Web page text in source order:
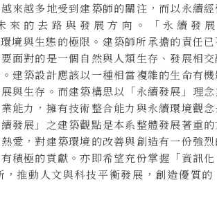
來越多地受到建築師的關注，而以永續
來的去路與發展方向。「永續發
與生態的極限。建築師所承擔的責任已
面對的是一個自然與人類生存、發展相交
建築設計應該以一種相當複雜的生命有
與生存。而建築構思以「永續發展」理
能力，擁有技術整合能力與永續環境觀
發展」之建築觀點是本系整體發展著重
愛，對建築環境的改善與創造有一份強
積極的貢獻。亦即希望充份掌握「資訊
推動人文與科技平衡發展，創造優質的